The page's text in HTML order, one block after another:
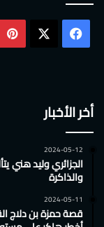
فيسبوك
أخر الأخبار
2024-05-12
الجزائري وليد هني
والذاكرة
2024-05-11
قصة حمزة بن دلاج